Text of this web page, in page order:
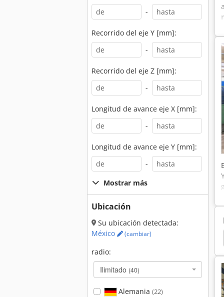
-
Recorrido del eje Y [mm]:
-
Recorrido del eje Z [mm]:
-
Longitud de avance eje X [mm]:
-
Longitud de avance eje Y [mm]:
-
Mostrar más
Ubicación
Su ubicación detectada:
México
(cambiar)
radio:
Ilimitado (40)
Alemania (22)
Sachman Anayak